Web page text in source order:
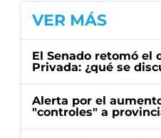
VER MÁS
El Senado retomó el
Privada: ¿qué se
Alerta por el
"controles" a